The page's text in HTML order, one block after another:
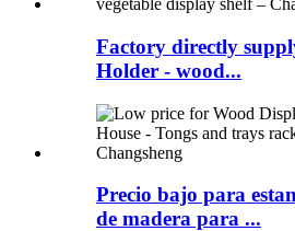
Factory directly
Holder - wood...
Precio bajo para
de madera para ...